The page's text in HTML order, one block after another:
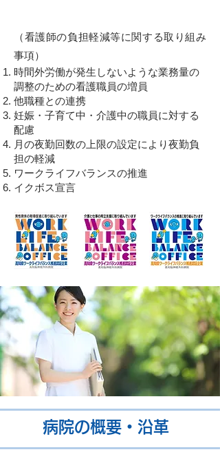
（看護師の負担軽減等に関する取り組み
事項）
時間外労働が発生しないような業務量の
調整のための看護職員の増員
​他職種との連携
​妊娠・子育て中・介護中の職員に対する
配慮
月の夜勤回数の上限の設定により夜勤負
担の軽減​
​ワークライフバランスの推進
​イクボス宣言
病院の概要・沿革